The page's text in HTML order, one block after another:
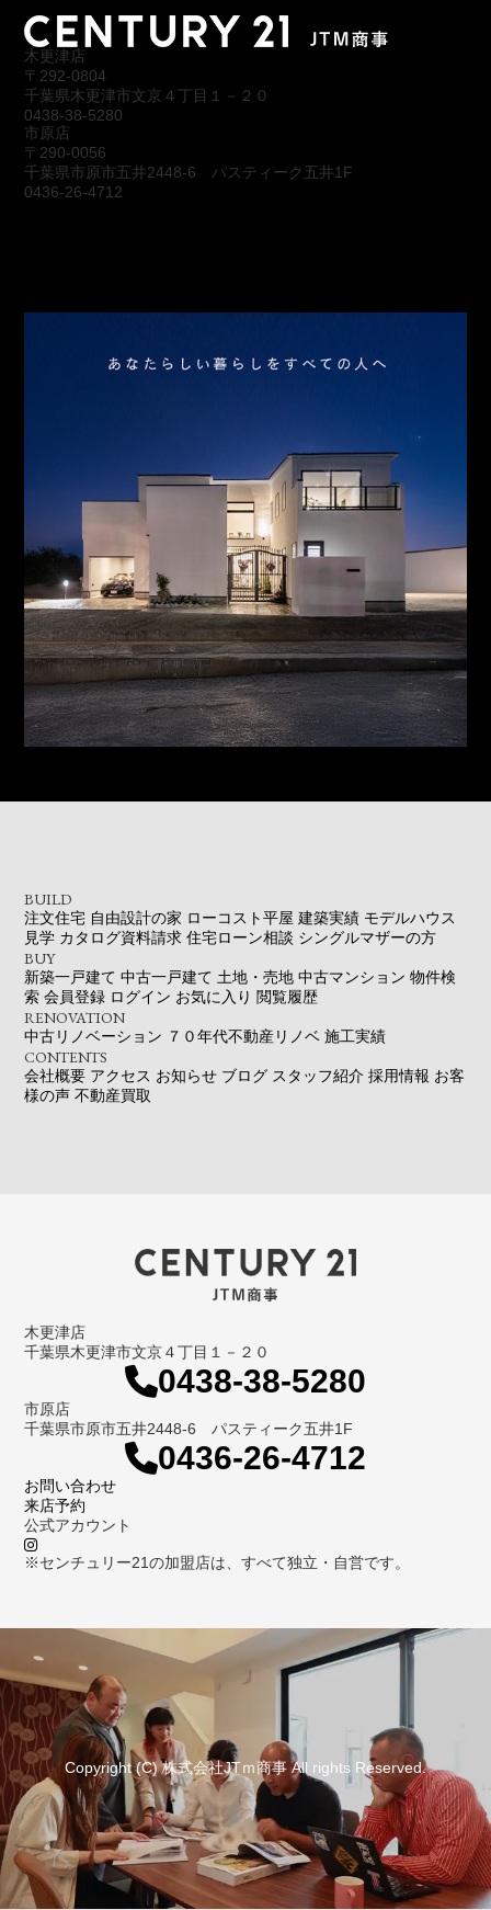
木更津店
〒292-0804
千葉県木更津市文京４丁目１－２０
0438-38-5280
市原店
〒290-0056
千葉県市原市五井2448-6 パスティーク五井1F
0436-26-4712
BUILD
注文住宅 自由設計の家 ローコスト平屋 建築実績 モデルハウス
見学 カタログ資料請求 住宅ローン相談 シングルマザーの方
BUY
新築一戸建て 中古一戸建て 土地・売地 中古マンション 物件検
索 会員登録 ログイン お気に入り 閲覧履歴
RENOVATION
中古リノベーション ７０年代不動産リノベ 施工実績
CONTENTS
会社概要 アクセス お知らせ ブログ スタッフ紹介 採用情報 お客
様の声 不動産買取
木更津店
千葉県木更津市文京４丁目１－２０
0438-38-5280
市原店
千葉県市原市五井2448-6 パスティーク五井1F
0436-26-4712
お問い合わせ
来店予約
公式アカウント
※センチュリー21の加盟店は、すべて独立・自営です。
Copyright (C) 株式会社JTｍ商事 All rights Reserved.